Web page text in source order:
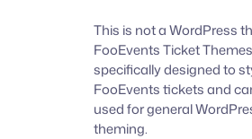
This is not a WordPress
FooEvents Ticket
specifically designed to
FooEvents tickets and
used for general
theming.